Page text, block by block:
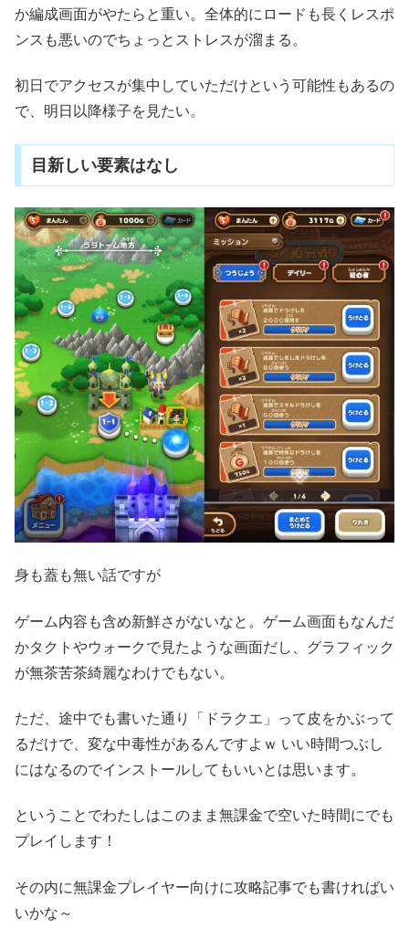
か編成画面がやたらと重い。全体的にロードも長くレスポ
ンスも悪いのでちょっとストレスが溜まる。
初日でアクセスが集中していただけという可能性もあるの
で、明日以降様子を見たい。
目新しい要素はなし
身も蓋も無い話ですが
ゲーム内容も含め新鮮さがないなと。ゲーム画面もなんだ
かタクトやウォークで見たような画面だし、グラフィック
が無茶苦茶綺麗なわけでもない。
ただ、途中でも書いた通り「ドラクエ」って皮をかぶって
るだけで、変な中毒性があるんですよｗ いい時間つぶし
にはなるのでインストールしてもいいとは思います。
ということでわたしはこのまま無課金で空いた時間にでも
プレイします！
その内に無課金プレイヤー向けに攻略記事でも書ければい
いかな～